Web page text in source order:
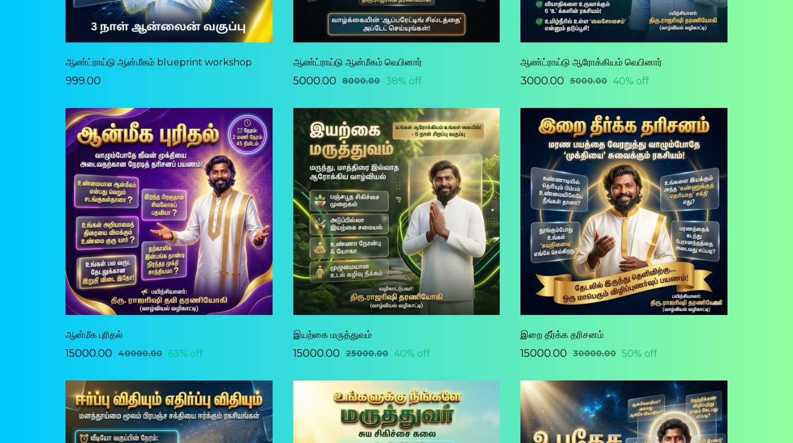
ஆண்ட்ராய்டு ஆன்மீகம் blueprint workshop
₹999.00
ஆண்ட்ராய்டு ஆன்மீகம் வெபினார்
₹5000.00 ₹8000.00 38% off
ஆண்ட்ராய்டு ஆரோக்கியம் வெபினார்
₹3000.00 ₹5000.00 40% off
ஆன்மீக புரிதல்
₹15000.00 ₹40000.00 63% off
இயற்கை மருத்துவம்
₹15000.00 ₹25000.00 40% off
இறை தீர்க்க தரிசனம்
₹15000.00 ₹30000.00 50% off